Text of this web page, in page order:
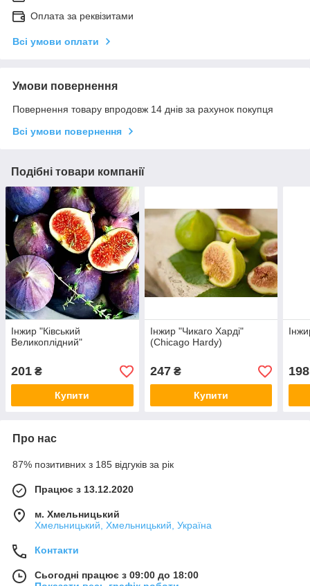
Оплата за реквізитами
Всі умови оплати
Умови повернення
Повернення товару впродовж 14 днів за рахунок покупця
Всі умови повернення
Подібні товари компанії
Інжир "Ківський
Великоплідний"
201 ₴
Купити
Інжир "Чикаго Харді"
(Chicago Hardy)
247₴
Купити
198
Про нас
87% позитивних з 185 відгуків за рік
Працює з 13.12.2020
м. Хмельницький
Хмельницький, Хмельницький, Україна
Контакти
Сьогодні працює з 09:00 до 18:00